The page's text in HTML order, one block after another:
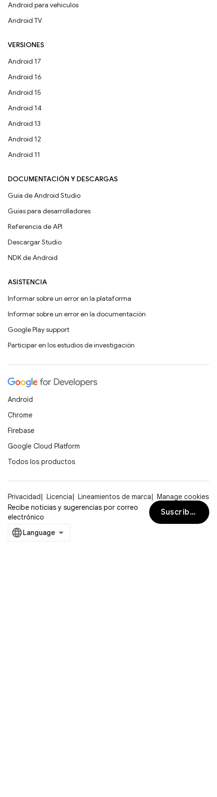
Android para vehículos
Android TV
VERSIONES
Android 17
Android 16
Android 15
Android 14
Android 13
Android 12
Android 11
DOCUMENTACIÓN Y DESCARGAS
Guía de Android Studio
Guías para desarrolladores
Referencia de API
Descargar Studio
NDK de Android
ASISTENCIA
Informar sobre un error en la plataforma
Informar sobre un error en la documentación
Google Play support
Participar en los estudios de investigación
Android
Chrome
Firebase
Google Cloud Platform
Todos los productos
Privacidad Licencia Lineamientos de marca
Manage cookies
Recibe noticias y sugerencias por correo
electrónico
Suscribirse